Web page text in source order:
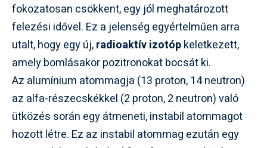
fokozatosan csökkent, egy jól meghatározott
felezési idővel. Ez a jelenség egyértelműen arra
utalt, hogy egy új,radioaktív izotópkeletkezett,
amely bomlásakor pozitronokat bocsát ki.
Az alumínium atommagja (13 proton, 14 neutron)
az alfa-részecskékkel (2 proton, 2 neutron) való
ütközés során egy átmeneti, instabil atommagot
hozott létre. Ez az instabil atommag ezután egy